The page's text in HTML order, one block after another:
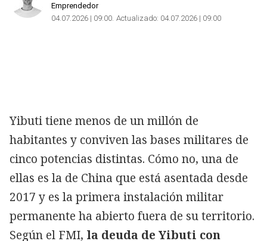
Emprendedor
04.07.2026 | 09:00 Actualizado: 04.07.2026 | 09:00
Yibuti tiene menos de un millón de
habitantes y conviven las bases militares de
cinco potencias distintas. Cómo no, una de
ellas es la de China que está asentada desde
2017 y es la primera instalación militar
permanente ha abierto fuera de su territorio.
Según el FMI, la deuda de Yibuti con